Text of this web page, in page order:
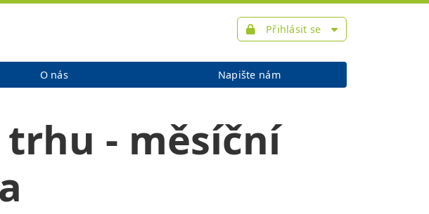
Přihlásit se
O nás Napište nám
- měsíční